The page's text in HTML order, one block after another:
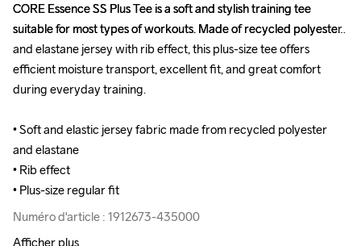
CORE Essence SS Plus Tee is a soft and stylish training tee
suitable for most types of workouts. Made of recycled polyester
and elastane jersey with rib effect, this plus-size tee offers
efficient moisture transport, excellent fit, and great comfort
during everyday training.
• Soft and elastic jersey fabric made from recycled polyester
and elastane
• Rib effect
• Plus-size regular fit
Numéro d'article : 1912673-435000
CORE Essence SS Plus Tee is a soft and stylish training tee
suitable for most types of workouts. Made of recycled polyester
and elastane jersey with rib effect, this plus-size tee offers
efficient moisture transport, excellent fit, and great comfort
during everyday training.
• Soft and elastic jersey fabric made from recycled polyester
and elastane
• Rib effect
• Plus-size regular fit
Numéro d'article : 1912673-435000
Afficher plus